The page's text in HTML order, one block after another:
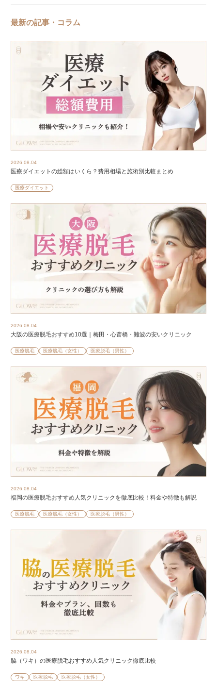
最新の記事・コラム
2026.08.04
医療ダイエットの総額はいくら？費用相場と施術別比較まとめ
医療ダイエット
2026.08.04
大阪の医療脱毛おすすめ10選｜梅田・心斎橋・難波の安いクリニック
医療脱毛 医療脱毛（女性） 医療脱毛（男性）
2026.08.04
福岡の医療脱毛おすすめ人気クリニックを徹底比較！料金や特徴も解説
医療脱毛 医療脱毛（女性） 医療脱毛（男性）
2026.08.04
脇（ワキ）の医療脱毛おすすめ人気クリニック徹底比較
ワキ 医療脱毛 医療脱毛（女性）